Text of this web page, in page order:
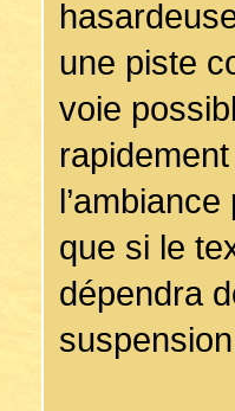
une piste
voie
que si le
dépendra